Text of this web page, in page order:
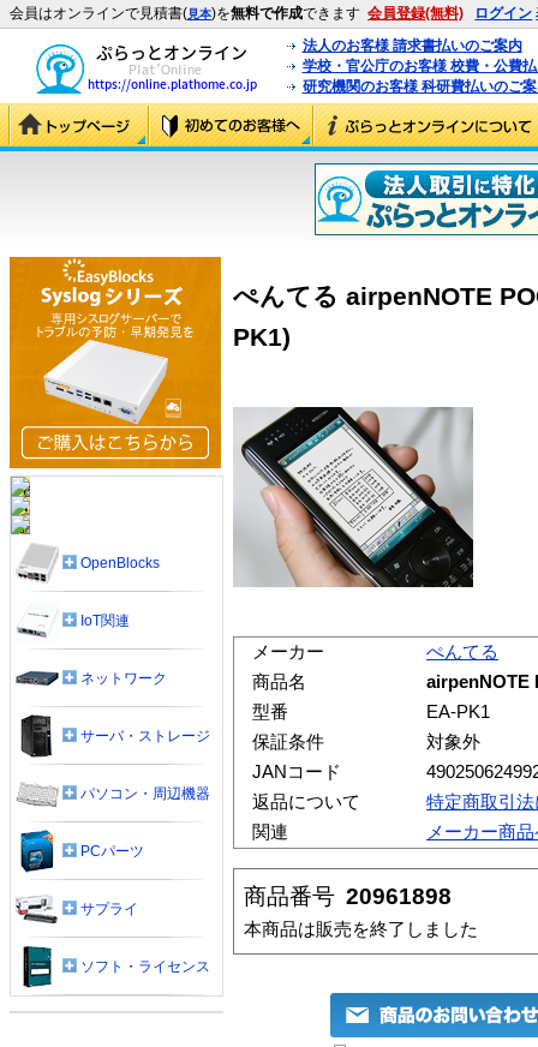
会員はオンラインで見積書(見本)を無料で作成できます 会員登録(無料) ログイン
法人のお客様 請求書払いのご案内
学校・官公庁のお客様 校費・公費
研究機関のお客様 科研費払いのご
ぺんてる airpenNOTE
PK1)
メーカー
ぺんてる
商品名
airpenNOTE
型番
EA-PK1
保証条件
対象外
JANコード
返品について
特定商取引
関連
メーカー商
商品番号 20961898
本商品は販売を終了しました
OpenBlocks
IoT関連
ネットワーク
サーバ・ストレージ
パソコン・周辺機器
PCパーツ
サプライ
ソフト・ライセンス